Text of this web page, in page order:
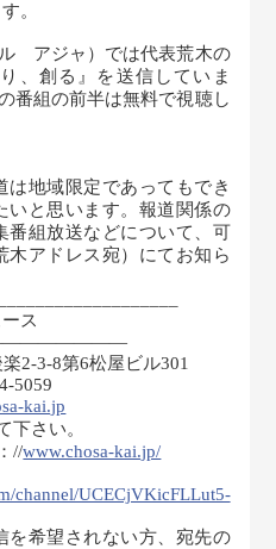
。
ル アジャ）では代表荒木の
、創る』を送信していま
番組の前半は無料で視聴し
地域限定であってもでき
いと思います。報道関係の
番組放送などについて、可
木アドレス宛）にてお知ら
ス
2-3-8第6松屋ビル301
5059
kai.jp
下さい。
//www.chosa-kai.jp/
channel/UCECjVKicFLLut5-
を希望されない方、宛先の